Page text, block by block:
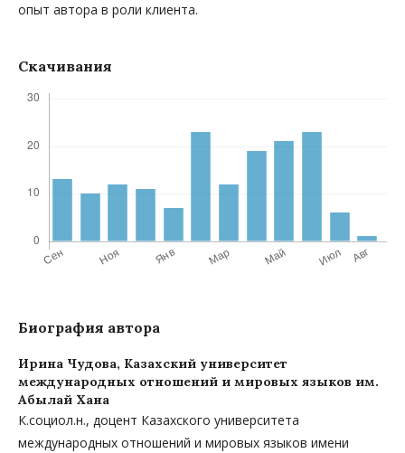
опыт автора в роли клиента.
Скачивания
Биография автора
Ирина Чудова, Казахский университет
международных отношений и мировых языков им.
Абылай Хана
К.социол.н., доцент Казахского университета
международных отношений и мировых языков имени